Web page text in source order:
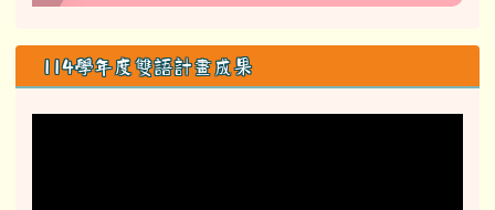
114學年度雙語計畫成果